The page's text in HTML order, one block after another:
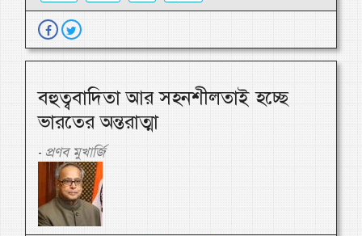
বহুত্ববাদিতা আর সহনশীলতাই হচ্ছে
ভারতের অন্তরাত্মা
- প্রণব মুখার্জি